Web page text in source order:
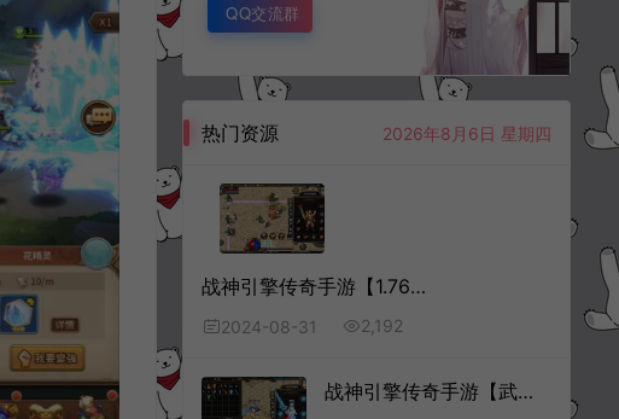
QQ交流群
热门资源 2026年8月6日 星期四
战神引擎传奇手游【1.76天堂赤月合击版】8月最新整理Win一键服务端+GM授权后台+安卓苹果双端+详细搭建教程+视频教程
2024-08-31 2,192
战神引擎传奇手游【武帝传奇之倩女幽魂三职业】8月最新整理Win一键服务端+GM授权后台+安卓苹果双端+详细搭建教程+视频教程